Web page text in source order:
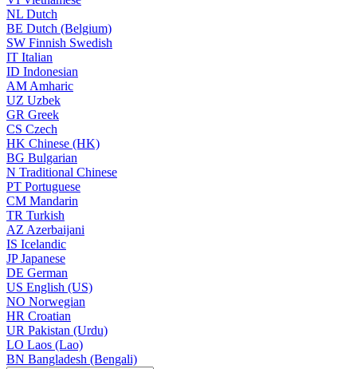
NL Dutch
BE Dutch (Belgium)
SW Finnish Swedish
IT Italian
ID Indonesian
AM Amharic
UZ Uzbek
GR Greek
CS Czech
HK Chinese (HK)
BG Bulgarian
N Traditional Chinese
PT Portuguese
CM Mandarin
TR Turkish
AZ Azerbaijani
IS Icelandic
JPJapanese
DE German
US English (US)
NO Norwegian
HR Croatian
UR Pakistan (Urdu)
LO Laos (Lao)
BN Bangladesh (Bengali)